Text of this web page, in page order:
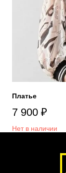
Платье
7 900 ₽
Нет в наличии